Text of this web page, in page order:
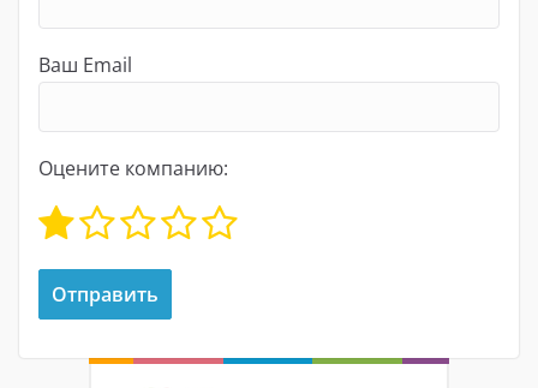
Ваш Email
Оцените компанию: